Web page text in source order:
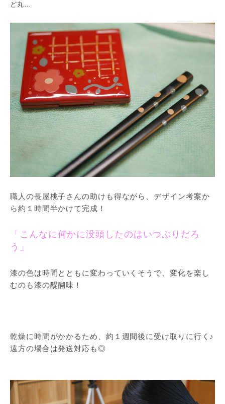
ど丸…
職人の長屋桃子さんの助けも得ながら、デザイン考案か
ら約１時間半かけて完成！
「こんなに何かに没頭したのはいつぶりだろ
う」
漆の色は時間とともに変わっていくそうで、変化を楽し
むのも漆の醍醐味！
乾燥に時間がかかるため、約１週間後に受け取りに行く♪
遠方の場合は発送対応も◎